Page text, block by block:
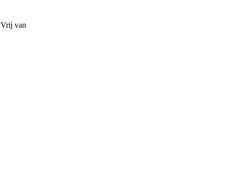
Vrij van